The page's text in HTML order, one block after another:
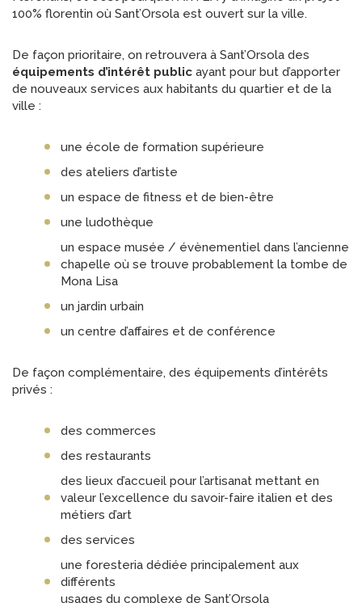
100% florentin où Sant’Orsola est ouvert sur la ville.
De façon prioritaire, on retrouvera à Sant’Orsola des
équipements d’intérêt public ayant pour but d’apporter
de nouveaux services aux habitants du quartier et de la
ville :
une école de formation supérieure
des ateliers d’artiste
un espace de fitness et de bien-être
une ludothèque
un espace musée / évènementiel dans l’ancienne
chapelle où se trouve probablement la tombe de
Mona Lisa
un jardin urbain
un centre d’affaires et de conférence
De façon complémentaire, des équipements d’intérêts
privés :
des commerces
des restaurants
des lieux d’accueil pour l’artisanat mettant en
valeur l’excellence du savoir-faire italien et des
métiers d’art
des services
une foresteria dédiée principalement aux
différents
usages du complexe de Sant’Orsola